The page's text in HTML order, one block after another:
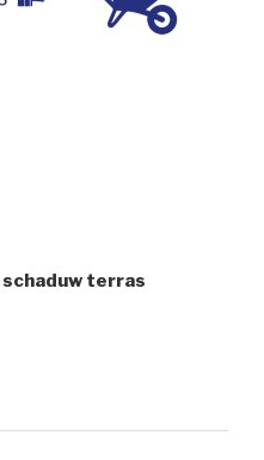
terras